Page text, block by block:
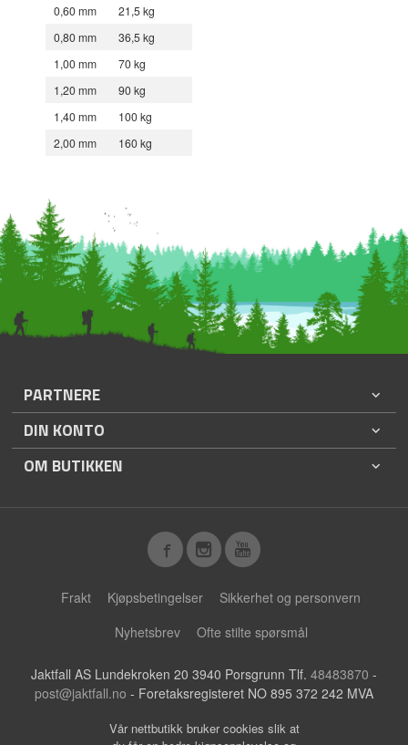
0,60 mm
21,5 kg
0,80 mm
36,5 kg
1,00 mm
70 kg
1,20 mm
90 kg
1,40 mm
100 kg
2,00 mm
160 kg
PARTNERE
DIN KONTO
OM BUTIKKEN
Frakt Kjøpsbetingelser
Sikkerhet og personvern
Nyhetsbrev
Ofte stilte spørsmål
Jaktfall AS Lundekroken 20 3940 Porsgrunn Tlf. 48483870 -
post@jaktfall.no - Foretaksregisteret NO 895 372 242 MVA
Vår nettbutikk bruker cookies slik at